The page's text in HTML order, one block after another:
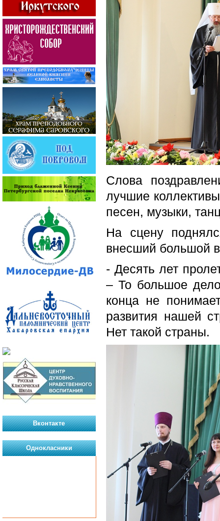
Слова
лучшие
песен, музыки,
На сцену
внесший большой
- Десять лет
– То большое
конца не
развития нашей
Нет такой страны.
Вконтакте
Однокласники